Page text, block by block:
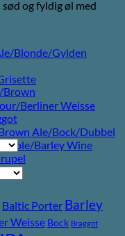
Blonde/Gylden
Berliner Weisse
Ale/Bock/Dubbel
Triple/Barley Wine
og fyldig øl med
Brown
Baltic Porter Barley
Weisse Bock Braggot